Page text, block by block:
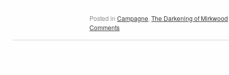
Posted in Campagne, The Darkening of Mirkwood
Comments